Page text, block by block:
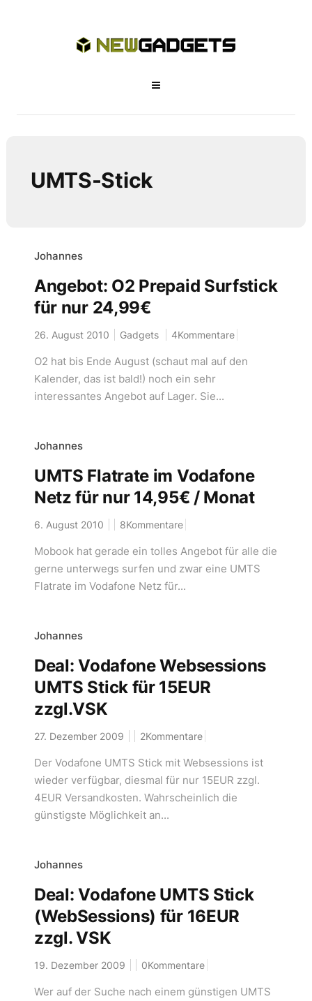
UMTS-Stick
Johannes
Angebot: O2 Prepaid Surfstick
für nur 24,99€
26. August 2010 Gadgets 4Kommentare
O2 hat bis Ende August (schaut mal auf den
Kalender, das ist bald!) noch ein sehr
interessantes Angebot auf Lager. Sie...
Johannes
UMTS Flatrate im Vodafone
Netz für nur 14,95€ / Monat
6. August 2010 8Kommentare
Mobook hat gerade ein tolles Angebot für alle die
gerne unterwegs surfen und zwar eine UMTS
Flatrate im Vodafone Netz für...
Johannes
Deal: Vodafone Websessions
UMTS Stick für 15EUR
zzgl.VSK
27. Dezember 2009 2Kommentare
Der Vodafone UMTS Stick mit Websessions ist
wieder verfügbar, diesmal für nur 15EUR zzgl.
4EUR Versandkosten. Wahrscheinlich die
günstigste Möglichkeit an...
Johannes
Deal: Vodafone UMTS Stick
(WebSessions) für 16EUR
zzgl. VSK
19. Dezember 2009 0Kommentare
Wer auf der Suche nach einem günstigen UMTS